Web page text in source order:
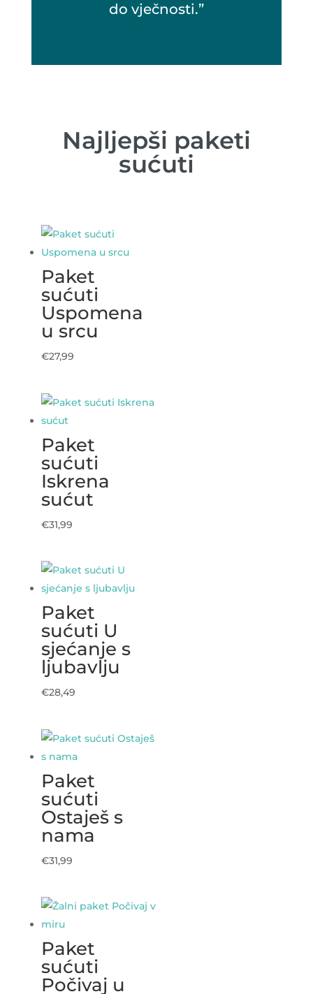
do vječnosti.”
Najljepši paketi
sućuti
Paket
sućuti
Uspomena
u srcu
€27,99
Paket
sućuti
Iskrena
sućut
€31,99
Paket
sućuti U
sjećanje s
ljubavlju
€28,49
Paket
sućuti
Ostaješ s
nama
€31,99
Paket
sućuti
Počivaj u